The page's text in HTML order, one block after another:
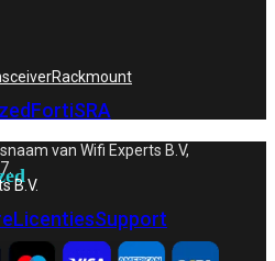
FortiSRA
LicentiesSupport
Rackmount
van Wifi Experts B.V,
B.V.